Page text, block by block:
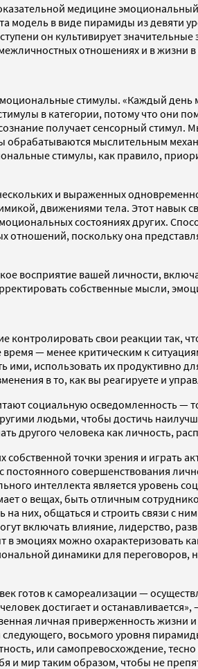
медицине
модель в виде пирамиды из девяти
он культивирует
отношениях и в жизни
стимулы. «Каждый
в категории, потому что они
получает сенсорный
мыслительным
стимулы, как правило,
и выраженных
движениями тела. Этот навык
состояниях других.
отношений, поскольку она
восприятие вашей личности,
собственные мысли,
контролировать свои реакции
— менее критическим к
ими, использовать их продуктивно
в то, как вы реагируете и
социальную осведомленность —
людьми, чтобы достичь
человека как личность,
точки зрения и
совершенствования
интеллекта является уровень
о вещах, быть отличным
них, общаться и строить связи с
включать влияние, лидерство,
эмоциях можно охарактеризовать
динамики для переговоров,
готов к самореализации —
достигает и
личная приверженность
восьмого уровня
или самопревосхождение,
мир таким образом, чтобы не